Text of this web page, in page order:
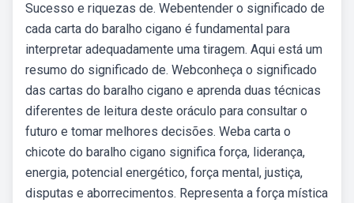
Sucesso e riquezas de. Webentender o significado de
cada carta do baralho cigano é fundamental para
interpretar adequadamente uma tiragem. Aqui está um
resumo do significado de. Webconheça o significado
das cartas do baralho cigano e aprenda duas técnicas
diferentes de leitura deste oráculo para consultar o
futuro e tomar melhores decisões. Weba carta o
chicote do baralho cigano significa força, liderança,
energia, potencial energético, força mental, justiça,
disputas e aborrecimentos. Representa a força mística